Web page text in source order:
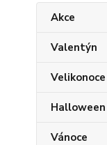
Akce
Valentýn
Velikonoce
Halloween
Vánoce